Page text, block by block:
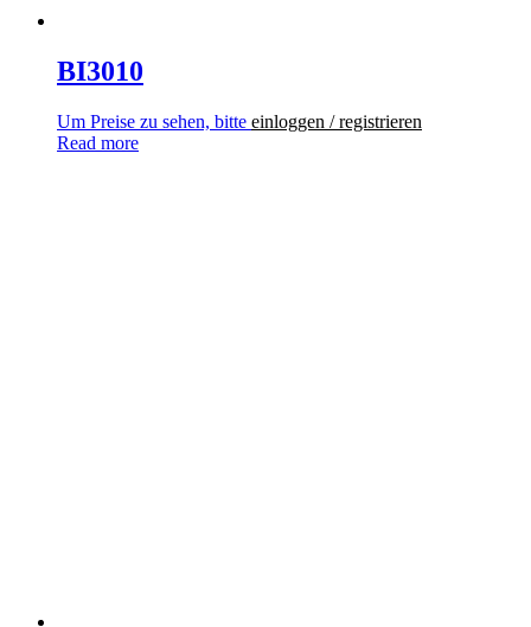
BI3010
Um Preise zu sehen, bitte einloggen / registrieren
Read more